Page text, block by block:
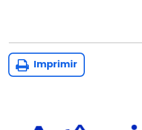
Imprimir